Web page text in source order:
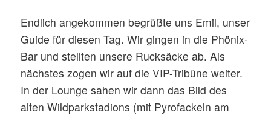
Endlich angekommen begrüßte uns Emil, unser
Guide für diesen Tag. Wir gingen in die Phönix-
Bar und stellten unsere Rucksäcke ab. Als
nächstes zogen wir auf die VIP-Tribüne weiter.
In der Lounge sahen wir dann das Bild des
alten Wildparkstadions (mit Pyrofackeln am